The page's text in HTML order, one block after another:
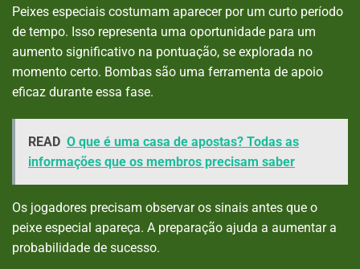
Peixes especiais costumam aparecer por um curto período
de tempo. Isso representa uma oportunidade para um
aumento significativo na pontuação, se explorada no
momento certo. Bombas são uma ferramenta de apoio
eficaz durante essa fase.
READ O que é uma casa de apostas? Todas as
informações que os membros precisam saber
Os jogadores precisam observar os sinais antes que o
peixe especial apareça. A preparação ajuda a aumentar a
probabilidade de sucesso.